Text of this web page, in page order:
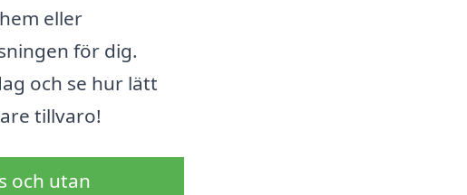
eller
för dig.
och se hur lätt
tillvaro!
och utan